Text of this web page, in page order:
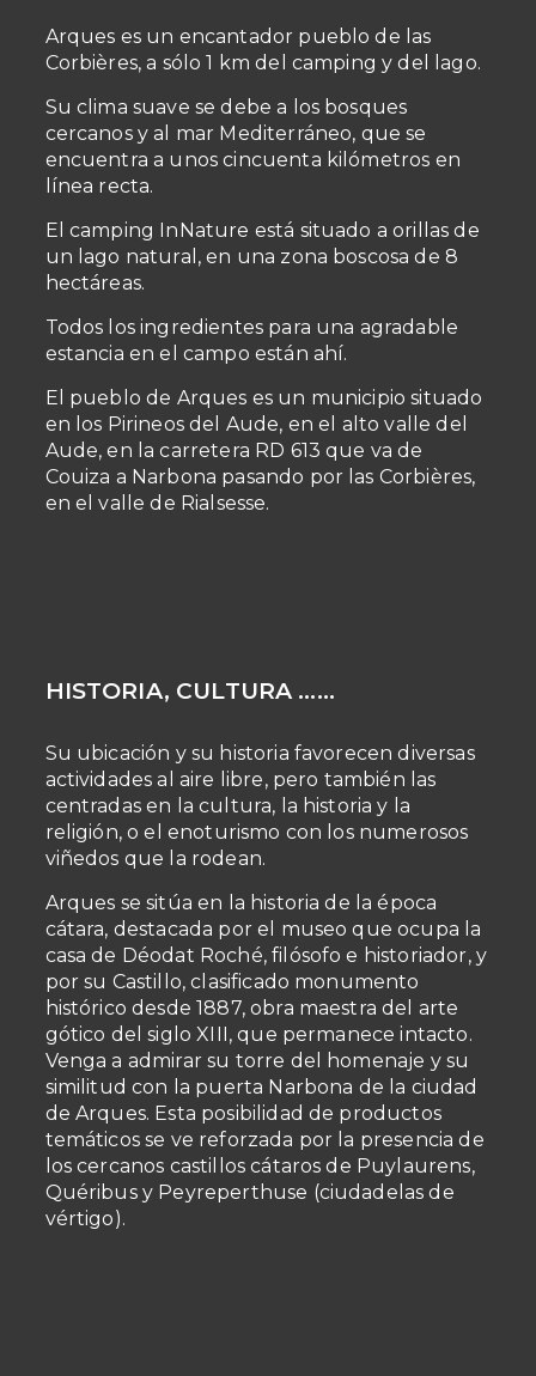
Arques es un encantador pueblo de las
Corbières, a sólo 1 km del camping y del lago.
Su clima suave se debe a los bosques
cercanos y al mar Mediterráneo, que se
encuentra a unos cincuenta kilómetros en
línea recta.
El camping InNature está situado a orillas de
un lago natural, en una zona boscosa de 8
hectáreas.
Todos los ingredientes para una agradable
estancia en el campo están ahí.
El pueblo de Arques es un municipio situado
en los Pirineos del Aude, en el alto valle del
Aude, en la carretera RD 613 que va de
Couiza a Narbona pasando por las Corbières,
en el valle de Rialsesse.
HISTORIA, CULTURA ……
Su ubicación y su historia favorecen diversas
actividades al aire libre, pero también las
centradas en la cultura, la historia y la
religión, o el enoturismo con los numerosos
viñedos que la rodean.
Arques se sitúa en la historia de la época
cátara, destacada por el museo que ocupa la
casa de Déodat Roché, filósofo e historiador, y
por su Castillo, clasificado monumento
histórico desde 1887, obra maestra del arte
gótico del siglo XIII, que permanece intacto.
Venga a admirar su torre del homenaje y su
similitud con la puerta Narbona de la ciudad
de Arques. Esta posibilidad de productos
temáticos se ve reforzada por la presencia de
los cercanos castillos cátaros de Puylaurens,
Quéribus y Peyreperthuse (ciudadelas de
vértigo).